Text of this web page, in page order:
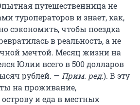
путешественница не
туроператоров и знает, как,
сэкономить, чтобы поездка
в реальность, а не
мечтой. Месяц жизни на
Юлии всего в 500 долларов
рублей. — Прим. ред.). В эту
на проживание,
и еда в местных